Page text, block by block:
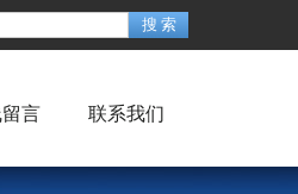
言 联系我们